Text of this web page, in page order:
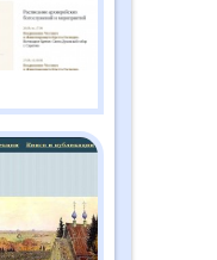
дайджест
январь
дайджест
(184)
дайджест